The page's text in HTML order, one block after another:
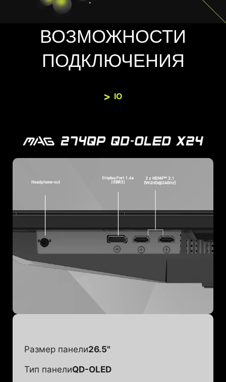
ВОЗМОЖНОСТИ
ПОДКЛЮЧЕНИЯ
IO
Размер панели26.5"
Тип панелиQD-OLED